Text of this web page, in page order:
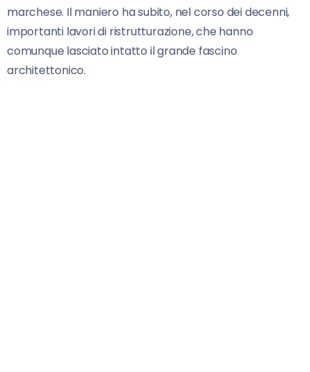
marchese. Il maniero ha subito, nel corso dei decenni,
importanti lavori di ristrutturazione, che hanno
comunque lasciato intatto il grande fascino
architettonico.